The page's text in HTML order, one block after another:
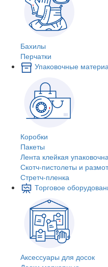
Бахилы
Перчатки
Упаковочные
Коробки
Пакеты
Лента клейкая
Скотч-пистолеты и
Стретч-пленка
Торговое
Аксессуары для досок